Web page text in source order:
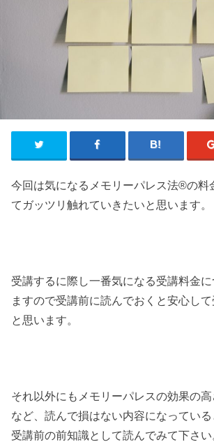
今回は気になるメモリーパレス法®︎の料
てガッツリ触れていきたいと思います。
受講するに際し一番気になる受講料金
ますので受講前に読んでおくと安心し
と思います。
それ以外にもメモリーパレスの効果の
など、読んで損はない内容になってい
受講前の前知識として読んでみて下さい